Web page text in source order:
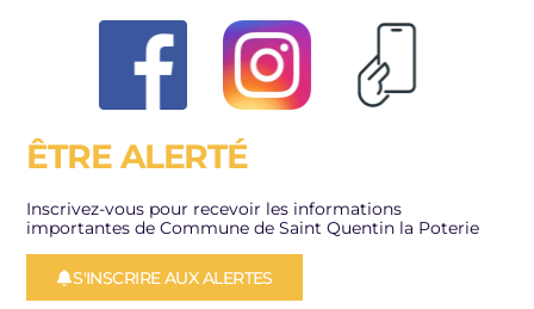
ÊTRE ALERTÉ
Inscrivez-vous pour recevoir les informations
importantes de Commune de Saint Quentin la Poterie
S'INSCRIRE AUX ALERTES